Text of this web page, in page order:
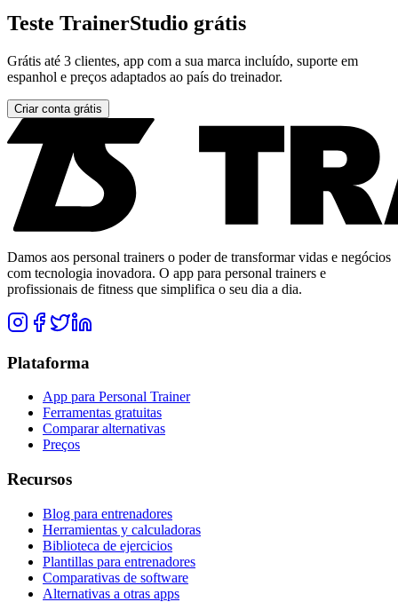
Teste TrainerStudio grátis
Grátis até 3 clientes, app com a sua marca incluído, suporte em
espanhol e preços adaptados ao país do treinador.
Criar conta grátis
Damos aos personal trainers o poder de transformar vidas e negócios
com tecnologia inovadora. O app para personal trainers e
profissionais de fitness que simplifica o seu dia a dia.
Plataforma
App para Personal Trainer
Ferramentas gratuitas
Comparar alternativas
Preços
Recursos
Blog para entrenadores
Herramientas y calculadoras
Biblioteca de ejercicios
Plantillas para entrenadores
Comparativas de software
Alternativas a otras apps